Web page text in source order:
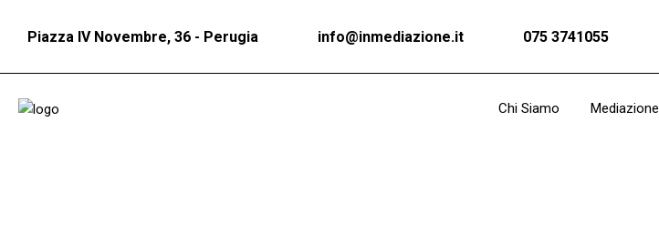
Piazza IV Novembre, 36 - Perugia info@inmediazione.it 075 3741055
Chi Siamo Mediazione